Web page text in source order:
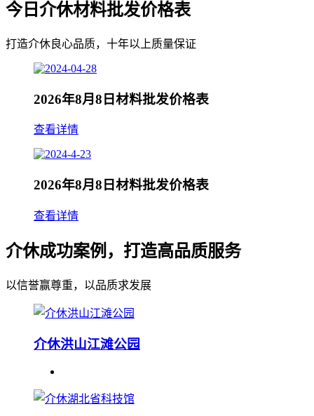
今日介休材料批发价格表
打造介休良心品质，十年以上质量保证
2026年8月8日材料批发价格表
查看详情
2026年8月8日材料批发价格表
查看详情
介休成功案例，打造高品质服务
以信誉赢尊重，以品质求发展
介休洪山江滩公园